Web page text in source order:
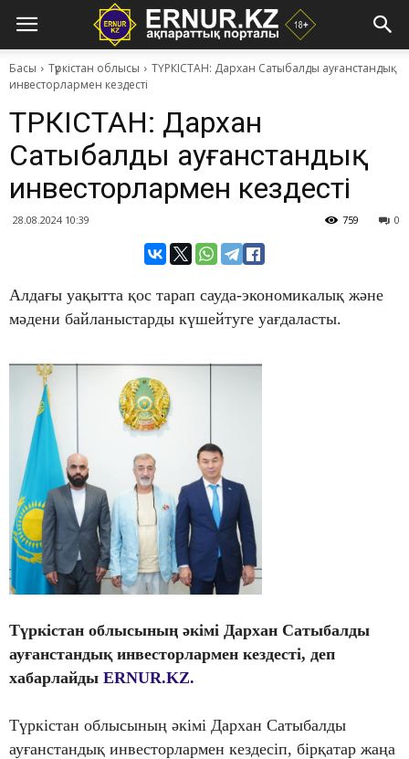
Басы Түркістан облысы
ТҮРКІСТАН: Дархан Сатыбалды ауғанстандық
инвесторлармен кездесті
ТҮРКІСТАН: Дархан
Сатыбалды ауғанстандық
инвесторлармен кездесті
28.08.2024 10:39 0
759
Алдағы уақытта қос тарап сауда-экономикалық және
мәдени байланыстарды күшейтуге уағдаласты.
Түркістан облысының әкімі Дархан Сатыбалды
ауғанстандық инвесторлармен кездесті, деп
хабарлайды ERNUR.KZ.
Түркістан облысының әкімі Дархан Сатыбалды
ауғанстандық инвесторлармен кездесіп, бірқатар жаңа